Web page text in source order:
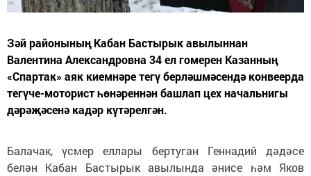
Зәй районының Кабан Бастырык авылыннан
Валентина Александровна 34 ел гомерен Казанның
«Спартак» аяк киемнәре тегү берләшмәсендә конвеерда
тегүче-моторист һөнәреннән башлап цех начальнигы
дәрәҗәсенә кадәр күтәрелгән.
Балачак, үсмер еллары бертуган Геннадий дәдәсе
белән Кабан Бастырык авылында әнисе һәм Яков